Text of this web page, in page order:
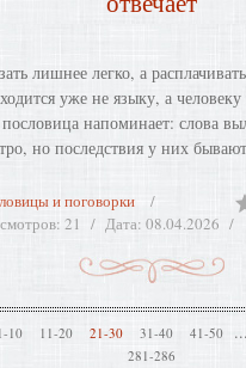
лишнее легко, а
уже не языку, а
напоминает: слова
но последствия у них
и поговорки
21 Дата: 08.04.2026
10 11-20 21-30 31-40 41-50 ...
281-286